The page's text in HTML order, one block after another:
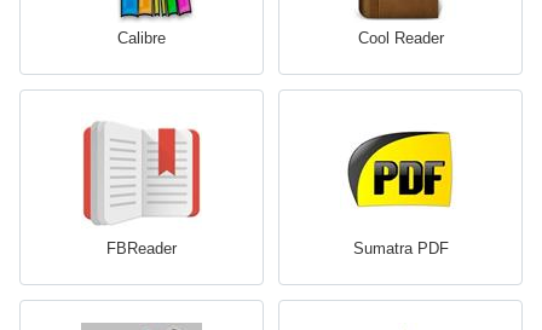
Calibre Cool Reader
FBReader Sumatra PDF